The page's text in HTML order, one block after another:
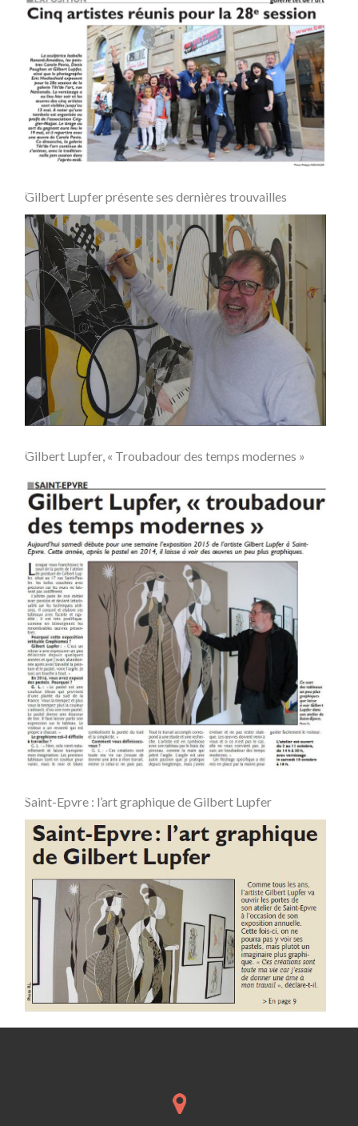
Gilbert Lupfer présente ses dernières trouvailles
Gilbert Lupfer, « Troubadour des temps modernes »
Saint-Epvre : l’art graphique de Gilbert Lupfer